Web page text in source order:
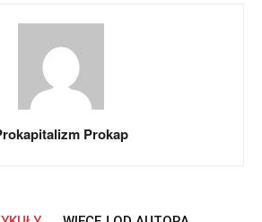
Prokap